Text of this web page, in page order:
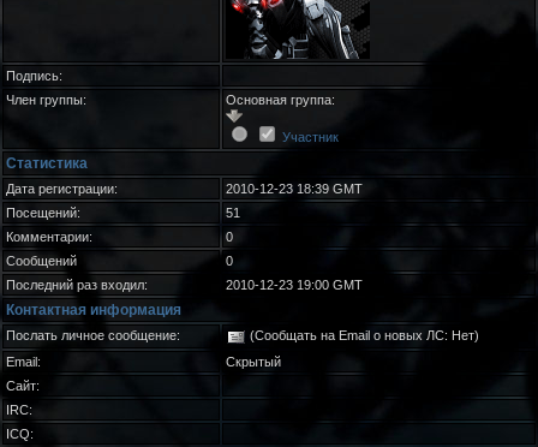
Подпись:
Член группы:
Основная группа:
Участник
Статистика
Дата регистрации:
2010-12-23 18:39 GMT
Посещений:
51
Комментарии:
0
Сообщений
0
Последний раз входил:
2010-12-23 19:00 GMT
Контактная информация
Послать личное сообщение:
(Сообщать на Email о новых ЛС: Нет)
Email:
Скрытый
Сайт:
IRC:
ICQ: